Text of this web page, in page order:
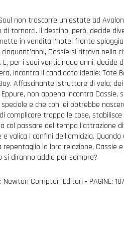
non trascorre un’estate ad
di tornarci. Il destino, però, decide
in vendita l’hotel fronte
Cassie si ritrova nella
E, per i suoi venticinque anni, decide
incontra il candidato ideale: Tate
Affascinante istruttore di vela,
Eppure, non appena incontra Cassie,
speciale e che con lei potrebbe
complicare troppo le cose,
col passare del tempo l’attrazione
e valica i confini dell’amicizia.
la loro relazione, Cassie
si diranno addio per sempre?
Newton Compton Editori • PAGINE: